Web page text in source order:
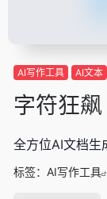
AI写作工具 AI文本
字符狂飙
全方位AI文档生
标签： AI写作工具